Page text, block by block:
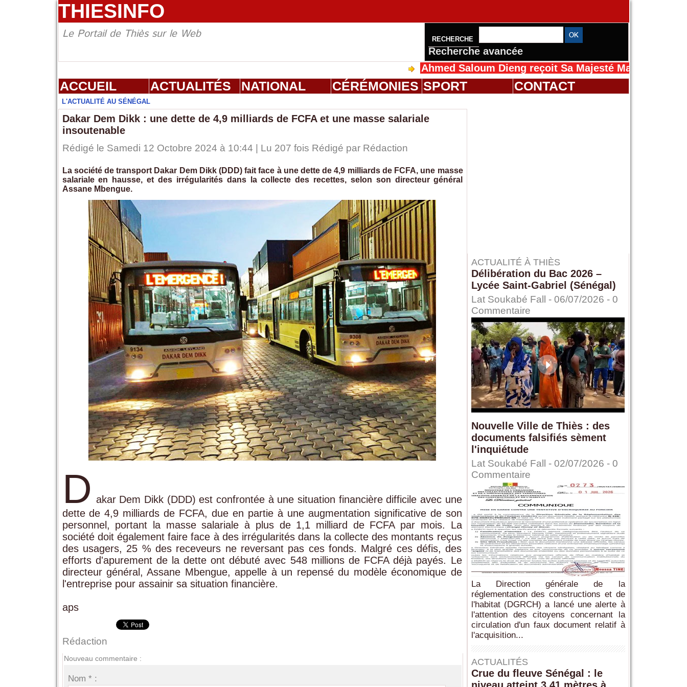
THIESINFO
Le Portail de Thiès sur le Web RECHERCHE
Recherche avancée
Ahmed Saloum Dieng reçoit Sa Majesté Mansah Cissé au
ACCUEIL ACTUALITÉS NATIONAL CÉRÉMONIES SPORT CONTACT
L'ACTUALITÉ AU SÉNÉGAL
Dakar Dem Dikk : une dette de 4,9 milliards de FCFA et une masse salariale
insoutenable
Rédigé le Samedi 12 Octobre 2024 à 10:44 | Lu 207 fois Rédigé par Rédaction
La société de transport Dakar Dem Dikk (DDD) fait face à une dette de 4,9 milliards de FCFA, une masse
salariale en hausse, et des irrégularités dans la collecte des recettes, selon son directeur général
Assane Mbengue.
D akar Dem Dikk (DDD) est confrontée à une situation financière difficile avec une
dette de 4,9 milliards de FCFA, due en partie à une augmentation significative de son
personnel, portant la masse salariale à plus de 1,1 milliard de FCFA par mois. La
société doit également faire face à des irrégularités dans la collecte des montants reçus
des usagers, 25 % des receveurs ne reversant pas ces fonds. Malgré ces défis, des
efforts d'apurement de la dette ont débuté avec 548 millions de FCFA déjà payés. Le
directeur général, Assane Mbengue, appelle à un repensé du modèle économique de
l'entreprise pour assainir sa situation financière.
aps
Rédaction
Nouveau commentaire :
Nom * :
ACTUALITÉ À THIÈS
Délibération du Bac 2026 –
Lycée Saint-Gabriel (Sénégal)
Lat Soukabé Fall - 06/07/2026 - 0
Commentaire
Nouvelle Ville de Thiès : des
documents falsifiés sèment
l'inquiétude
Lat Soukabé Fall - 02/07/2026 - 0
Commentaire
La Direction générale de la
réglementation des constructions et de
l'habitat (DGRCH) a lancé une alerte à
l'attention des citoyens concernant la
circulation d'un faux document relatif à
l'acquisition...
ACTUALITÉS
Crue du fleuve Sénégal : le